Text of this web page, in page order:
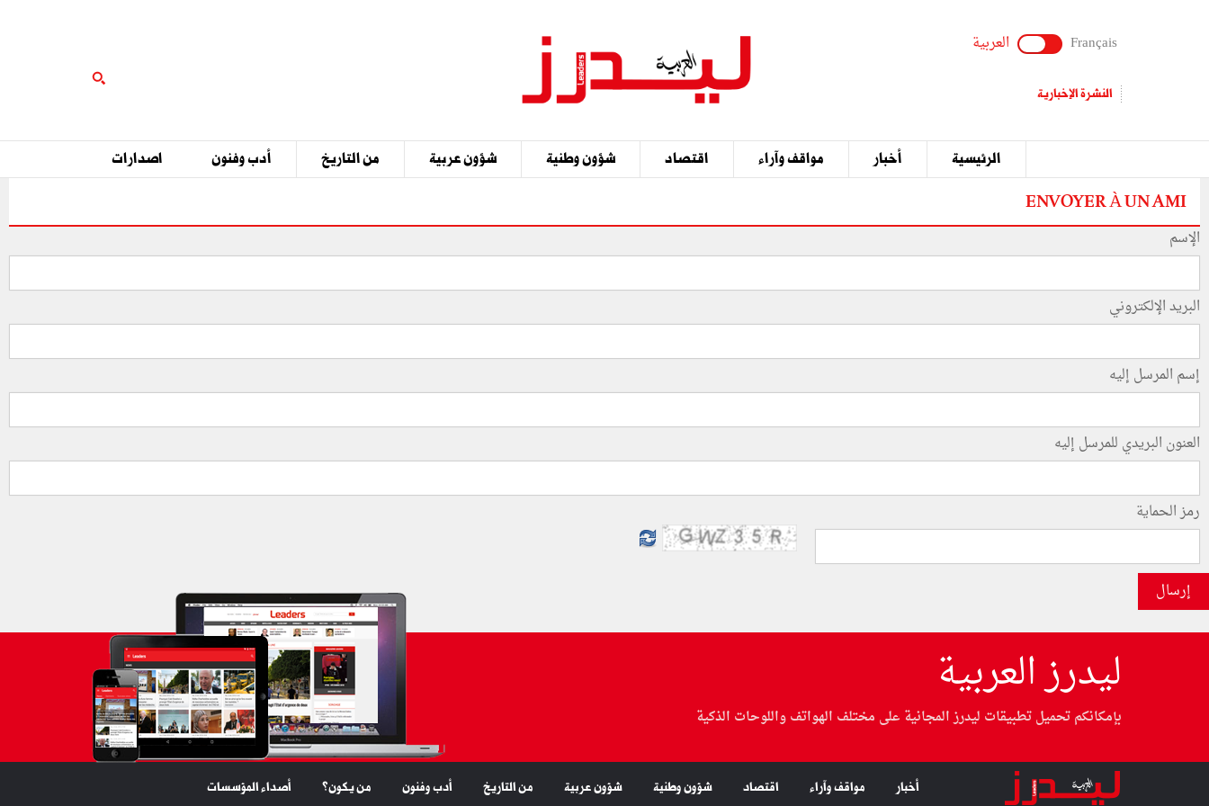
Français العربية
النشرة الإخبارية
الرئيسية أخبار مواقف وآراء اقتصاد شؤون وطنية شؤون عربية من التاريخ أدب وفنون اصدارات
ENVOYER À UN AMI
الإسم
البريد الإلكتروني
إسم المرسل إليه
العنون البريدي للمرسل إليه
رمز الحماية
إرسال
ليدرز العربية
بإمكانكم تحميل تطبيقات ليدرز المجانية على مختلف الهواتف واللوحات الذكية
أخبار مواقف وآراء اقتصاد شؤون وطنية شؤون عربية من التاريخ أدب وفنون من يكون؟ أصداء المؤسسات